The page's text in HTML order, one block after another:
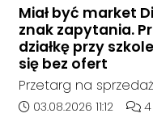
policja, został on
sobotę, 1 sierpnia,
kompleksu leśnego
raciborskim, w
śląskim.
Miał być market
znak zapytania.
działkę przy
się bez ofert
Przetarg na
Zespole Szkół
Data dodania artykułu:
03.08.2026 11:12 4